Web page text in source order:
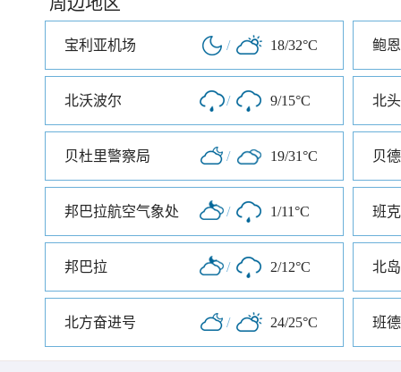
宝利亚机场 / 18/32°C 鲍
北沃波尔 / 9/15°C 北
贝杜里警察局 / 19/31°C 贝
邦巴拉航空气象处 / 1/11°C
邦巴拉 / 2/12°C 北岛
北方奋进号 / 24/25°C 班